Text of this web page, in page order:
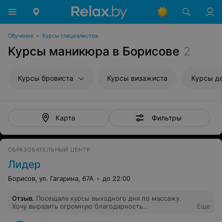
Обучение • Курсы специалистов
Курсы маникюра в Борисове 2
Курсы бровиста Курсы визажиста Курсы
Карта Фильтры
ОБРАЗОВАТЕЛЬНЫЙ ЦЕНТР
Лидер
Борисов, ул. Гагарина, 67А до 22:00
Отзыв. Посещала курсы выходного дня по массажу.
Хочу выразить огромную благодарность
Еще